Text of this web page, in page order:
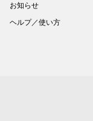
お知らせ
ヘルプ／使い方